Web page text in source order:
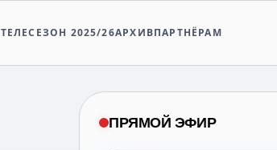
ТЕЛЕСЕЗОН 2025/26АРХИВПАРТНЁРАМ
ПРЯМОЙ ЭФИР